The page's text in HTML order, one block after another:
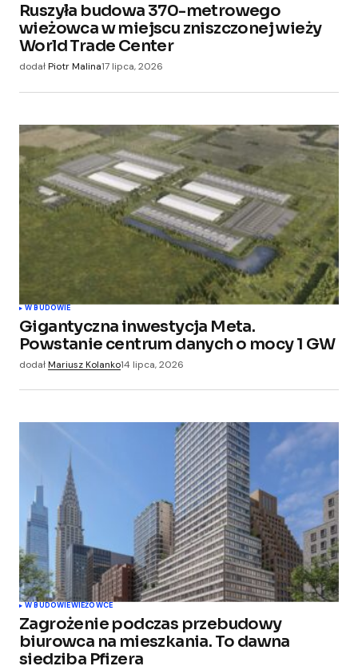
Ruszyła budowa 370-metrowego
wieżowca w miejscu zniszczonej wieży
World Trade Center
dodałPiotr Malina17 lipca, 2026
W BUDOWIE
Gigantyczna inwestycja Meta.
Powstanie centrum danych o mocy 1 GW
dodałMariusz Kolanko14 lipca, 2026
W BUDOWIEWIEŻOWCE
Zagrożenie podczas przebudowy
biurowca na mieszkania. To dawna
siedziba Pfizera